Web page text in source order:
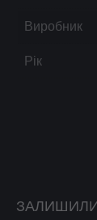
Виробник
Рік